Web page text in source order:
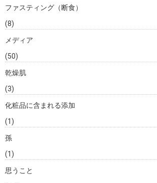
ファスティング（断食）
(8)
メディア
(50)
乾燥肌
(3)
化粧品に含まれる添加
(1)
孫
(1)
思うこと